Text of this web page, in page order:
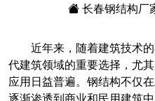
长春钢结构厂
近年来，随着建筑技术
代建筑领域的重要选择，尤
应用日益普遍。钢结构不仅